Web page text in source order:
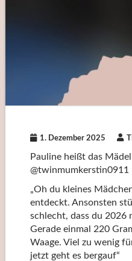
1. Dezember 2025
Pauline heißt das
@twinmumkerstin0911
„Oh du kleines
entdeckt. Ansonsten
schlecht, dass du
Gerade einmal 220
Waage. Viel zu wenig
jetzt geht es bergauf“